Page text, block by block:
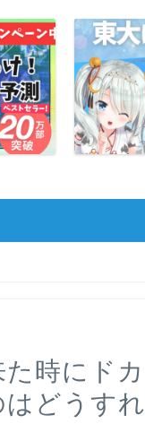
時にド
どうす